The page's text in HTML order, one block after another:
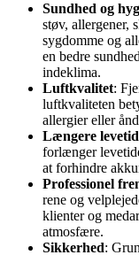
Sundhed og
støv, allergener,
sygdomme og
en bedre
indeklima.
Luftkvalitet:
luftkvaliteten
allergier eller
Længere
forlænger
at forhindre
Professionel
rene og
klienter og
atmosfære.
Sikkerhed: